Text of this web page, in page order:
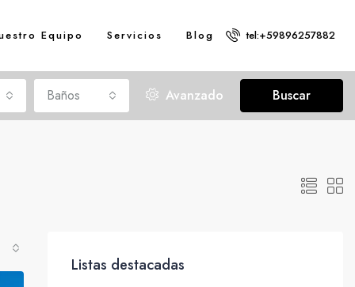
Equipo Servicios Blog tel:+59896257882
Baños Avanzado Buscar
Listas destacadas